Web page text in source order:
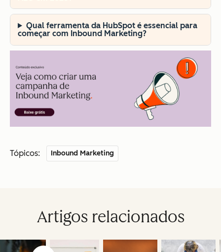
Qual ferramenta da HubSpot é essencial para
começar com Inbound Marketing?
Tópicos: Inbound Marketing
Artigos relacionados